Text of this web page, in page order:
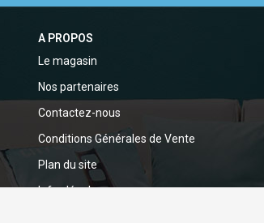
A PROPOS
Le magasin
Nos partenaires
Contactez-nous
Conditions Générales de Vente
Plan du site
Infos légales